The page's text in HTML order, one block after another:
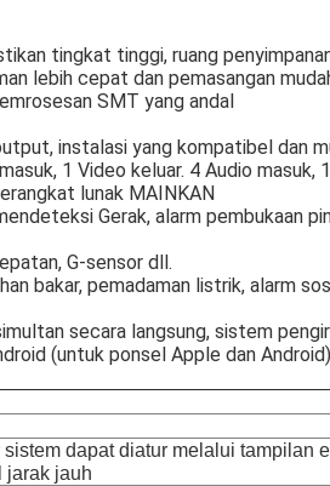
tingkat tinggi, ruang
lebih cepat dan pemasangan
SMT yang andal
instalasi yang kompatibel dan
1 Video keluar. 4 Audio masuk,
lunak MAINKAN
Gerak, alarm pembukaan
G-sensor dll.
bakar, pemadaman listrik, alarm
secara langsung, sistem
(untuk ponsel Apple dan
sistem dapat diatur melalui tampilan
jarak jauh